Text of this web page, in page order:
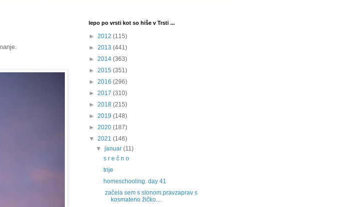
lepo po vrsti kot so hiše v Trsti ...
► 2012 (115)
► 2013 (441)
► 2014 (363)
► 2015 (351)
► 2016 (296)
► 2017 (310)
► 2018 (215)
► 2019 (148)
► 2020 (187)
▼ 2021 (146)
▼januar(11)
s r e č n o
trije
homeschooling. day 41
začela sem s slonom.pravzaprav s
kosmateno žičko....